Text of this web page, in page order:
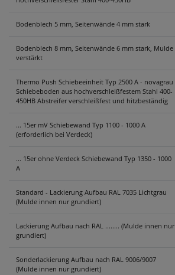
Bodenblech 5 mm, Seitenwände 4 mm stark
Bodenblech 8 mm, Seitenwände 6 mm stark, Mulde
verstärkt
Thermo Push Schiebeeinheit Typ 2500 A - novagrau
Schiebeboden aus hochverschleißfestem Stahl 400-
450HB Abstreifer verschleißfest und hitzbeständig
... 15er mV Schiebewand Typ 1100 - 1000 A
(erforderlich bei Verdeck)
... 15er ohne Verdeck Schiebewand Typ 1350 - 1000
A
Standard - Lackierung Aufbau RAL 7035 Lichtgrau
(Mulde innen nur grundiert)
Lackierung Aufbau nach RAL ........ (Mulde innen nur
grundiert)
Sonderlackierung Aufbau nach RAL 9006/9007
(Mulde innen nur grundiert)